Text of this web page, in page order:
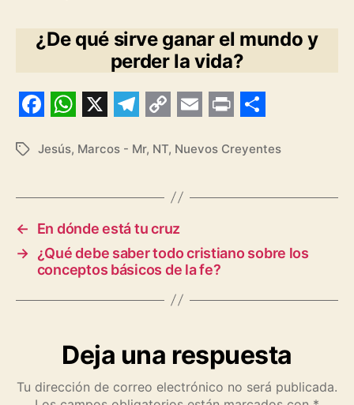
¿De qué sirve ganar el mundo y
perder la vida?
a
e
b
o
k
h
t
s
A
p
p
e
e
g
r
a
m
o
y
L
i
n
k
m
i
l
r
n
h
r
Etiquetas
Jesús, Marcos - Mr, NT, Nuevos Creyentes
←
En dónde está tu cruz
→ ¿Qué debe saber todo cristiano sobre los
conceptos básicos de la fe?
Deja una respuesta
Tu dirección de correo electrónico no será publicada.